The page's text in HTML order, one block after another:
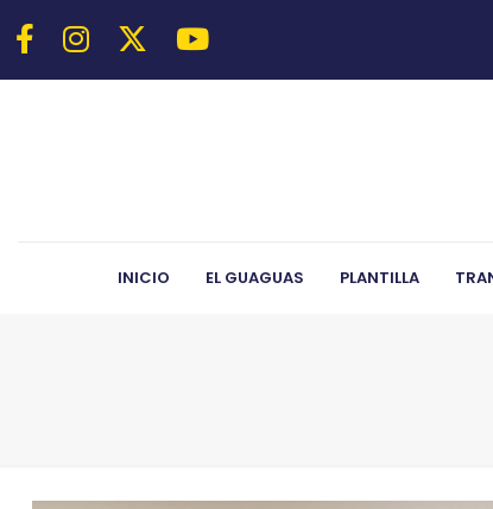
INICIO EL GUAGUAS PLANTILLA